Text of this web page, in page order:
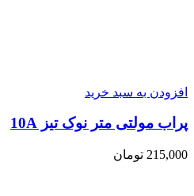
افزودن به سبد خرید
پراب مولتی متر نوک تیز 10A
215,000 تومان